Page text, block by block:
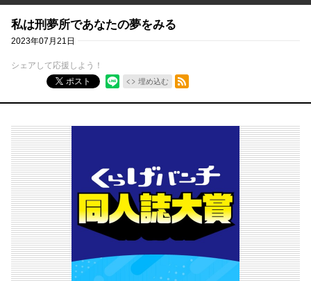
私は刑夢所であなたの夢をみる
2023年07月21日
シェアして応援しよう！
ポスト
埋め込む
RSSフィード